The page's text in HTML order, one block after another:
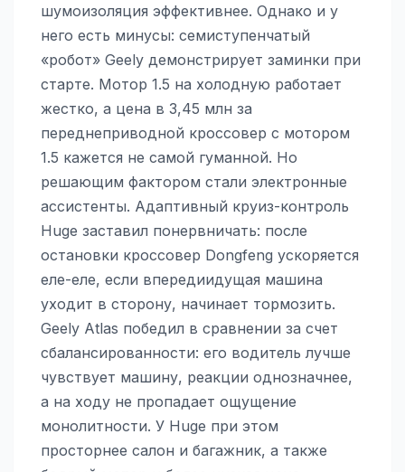
шумоизоляция эффективнее. Однако и у
него есть минусы: семиступенчатый
«робот» Geely демонстрирует заминки при
старте. Мотор 1.5 на холодную работает
жестко, а цена в 3,45 млн за
переднеприводной кроссовер с мотором
1.5 кажется не самой гуманной. Но
решающим фактором стали электронные
ассистенты. Адаптивный круиз-контроль
Huge заставил понервничать: после
остановки кроссовер Dongfeng ускоряется
еле-еле, если впередиидущая машина
уходит в сторону, начинает тормозить.
Geely Atlas победил в сравнении за счет
сбалансированности: его водитель лучше
чувствует машину, реакции однозначнее,
а на ходу не пропадает ощущение
монолитности. У Huge при этом
просторнее салон и багажник, а также